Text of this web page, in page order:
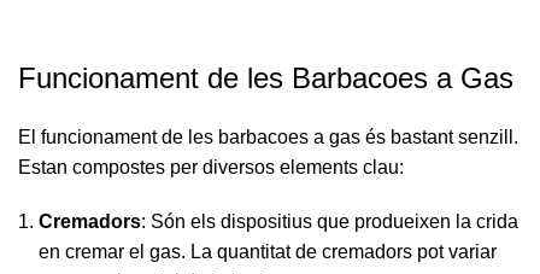
Funcionament de les Barbacoes a Gas
El funcionament de les barbacoes a gas és bastant senzill.
Estan compostes per diversos elements clau:
Cremadors: Són els dispositius que produeixen la crida
en cremar el gas. La quantitat de cremadors pot variar